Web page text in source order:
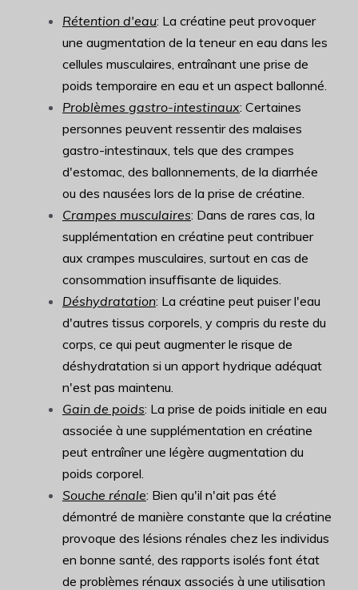
Rétention d'eau: La créatine peut provoquer
une augmentation de la teneur en eau dans les
cellules musculaires, entraînant une prise de
poids temporaire en eau et un aspect ballonné.
Problèmes gastro-intestinaux: Certaines
personnes peuvent ressentir des malaises
gastro-intestinaux, tels que des crampes
d'estomac, des ballonnements, de la diarrhée
ou des nausées lors de la prise de créatine.
Crampes musculaires: Dans de rares cas, la
supplémentation en créatine peut contribuer
aux crampes musculaires, surtout en cas de
consommation insuffisante de liquides.
Déshydratation: La créatine peut puiser l'eau
d'autres tissus corporels, y compris du reste du
corps, ce qui peut augmenter le risque de
déshydratation si un apport hydrique adéquat
n'est pas maintenu.
Gain de poids: La prise de poids initiale en eau
associée à une supplémentation en créatine
peut entraîner une légère augmentation du
poids corporel.
Souche rénale: Bien qu'il n'ait pas été
démontré de manière constante que la créatine
provoque des lésions rénales chez les individus
en bonne santé, des rapports isolés font état
de problèmes rénaux associés à une utilisation